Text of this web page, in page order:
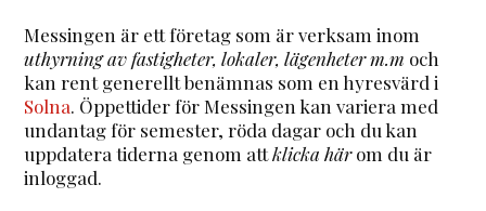
Messingen är ett företag som är verksam inom
uthyrning av fastigheter, lokaler, lägenheter m.m och
kan rent generellt benämnas som en hyresvärd i
Solna. Öppettider för Messingen kan variera med
undantag för semester, röda dagar och du kan
uppdatera tiderna genom attklicka härom du är
inloggad.